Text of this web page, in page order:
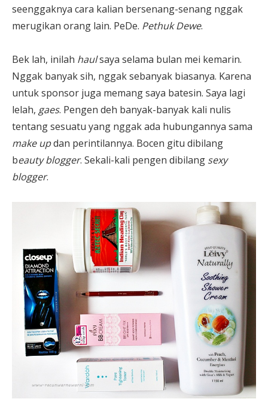
seenggaknya cara kalian bersenang-senang nggak
merugikan orang lain. PeDe. Pethuk Dewe.
Bek lah, inilah haulsaya selama bulan mei kemarin.
Nggak banyak sih, nggak sebanyak biasanya. Karena
untuk sponsor juga memang saya batesin. Saya lagi
lelah, gaes. Pengen deh banyak-banyak kali nulis
tentang sesuatu yang nggak ada hubungannya sama
make updan perintilannya. Bocen gitu dibilang
beauty blogger. Sekali-kali pengen dibilang sexy
blogger.